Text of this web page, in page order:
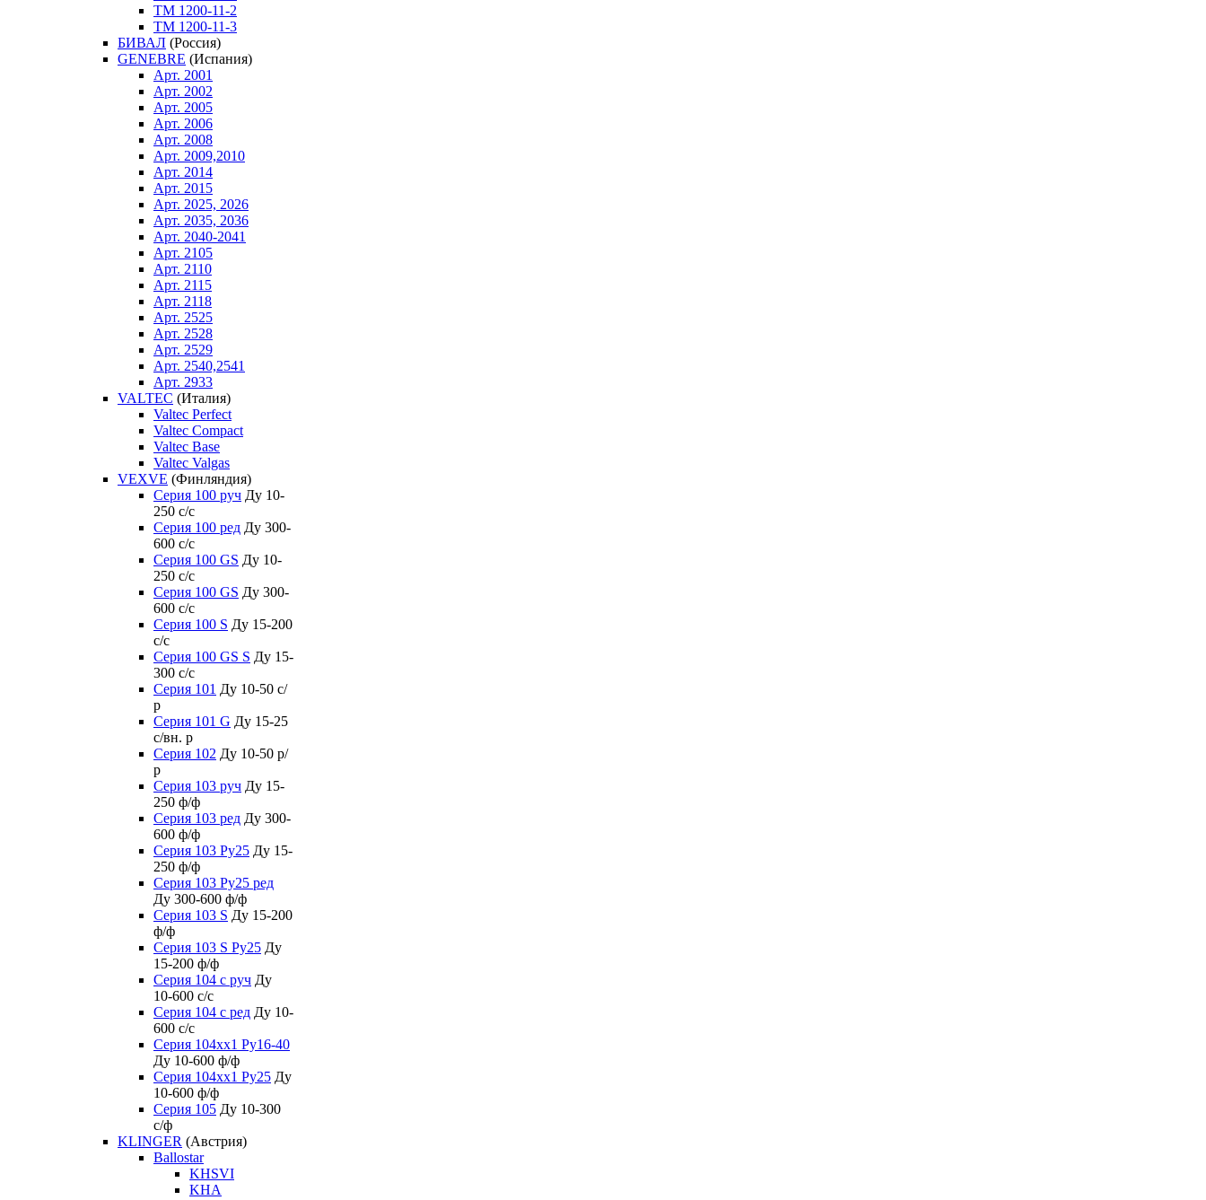
ТM 1200-11-2
ТM 1200-11-3
БИВАЛ (Россия)
GENEBRE (Испания)
Арт. 2001
Арт. 2002
Арт. 2005
Арт. 2006
Арт. 2008
Арт. 2009,2010
Арт. 2014
Арт. 2015
Арт. 2025, 2026
Арт. 2035, 2036
Арт. 2040-2041
Арт. 2105
Арт. 2110
Арт. 2115
Арт. 2118
Арт. 2525
Арт. 2528
Арт. 2529
Арт. 2540,2541
Арт. 2933
VALTEC (Италия)
Valtec Perfect
Valtec Compact
Valtec Base
Valtec Valgas
VEXVE (Финляндия)
Серия 100 руч Ду 10-
250 c/c
Серия 100 ред Ду 300-
600 c/c
Серия 100 GS Ду 10-
250 c/c
Серия 100 GS Ду 300-
600 c/c
Серия 100 S Ду 15-200
c/c
Серия 100 GS S Ду 15-
300 c/c
Серия 101 Ду 10-50 с/
р
Серия 101 G Ду 15-25
с/вн. р
Серия 102 Ду 10-50 р/
р
Серия 103 руч Ду 15-
250 ф/ф
Серия 103 ред Ду 300-
600 ф/ф
Серия 103 Ру25 Ду 15-
250 ф/ф
Серия 103 Ру25 ред
Ду 300-600 ф/ф
Серия 103 S Ду 15-200
ф/ф
Серия 103 S Ру25 Ду
15-200 ф/ф
Серия 104 с руч Ду
10-600 с/с
Серия 104 с ред Ду 10-
600 с/с
Серия 104xx1 Ру16-40
Ду 10-600 ф/ф
Серия 104xx1 Ру25 Ду
10-600 ф/ф
Серия 105 Ду 10-300
с/ф
KLINGER (Австрия)
Ballostar
KHSVI
KHA